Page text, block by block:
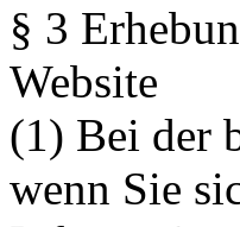
§ 3
Website
(1) Bei der
wenn Sie